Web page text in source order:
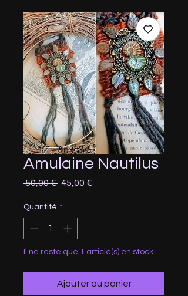
Amulaine Nautilus
50,00 € Prix
45,00 €
Quantité *
Il ne reste que 1 article(s) en stock
Ajouter au panier